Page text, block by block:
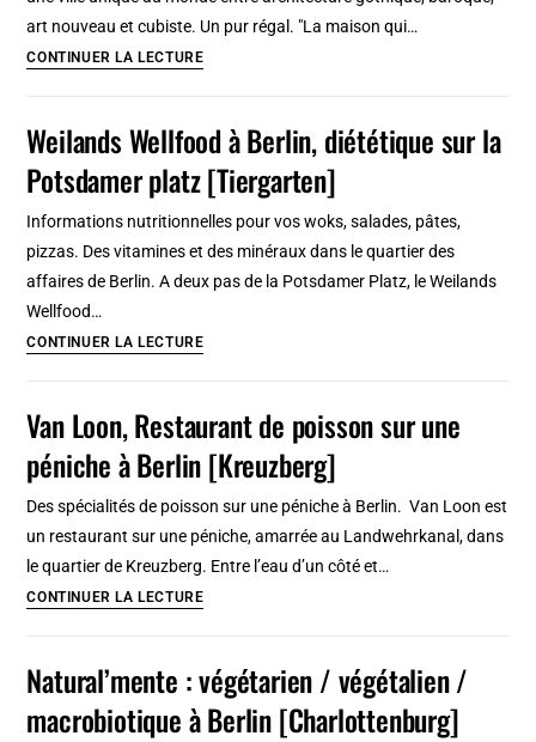
[Hradcany]
art nouveau et cubiste. Un pur régal. "La maison qui…
CONTINUER LA LECTUREArchitecture
:
A
travers
et
monuments
Weilands Wellfood à Berlin, diététique sur la
Potsdamer platz [Tiergarten]
Informations nutritionnelles pour vos woks, salades, pâtes,
pizzas. Des vitamines et des minéraux dans le quartier des
affaires de Berlin. A deux pas de la Potsdamer Platz, le Weilands
Wellfood…
CONTINUER LA LECTUREWeilands
Berlin,
diététique
sur
Potsdamer
[Tiergarten]
Van Loon, Restaurant de poisson sur une
péniche à Berlin [Kreuzberg]
Des spécialités de poisson sur une péniche à Berlin. Van Loon est
un restaurant sur une péniche, amarrée au Landwehrkanal, dans
le quartier de Kreuzberg. Entre l’eau d’un côté et…
CONTINUER LA LECTUREVan
de
poisson
Natural’mente : végétarien / végétalien /
macrobiotique à Berlin [Charlottenburg]